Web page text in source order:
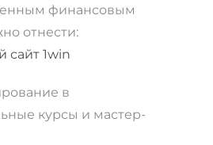
финансовым
отнести:
сайт 1win
в
курсы и мастер-